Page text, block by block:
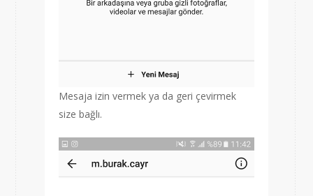
Mesaja izin vermek ya da geri çevirmek
size bağlı.